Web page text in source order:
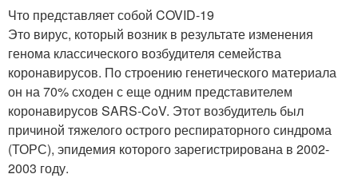
Что представляет собой COVID-19
Это вирус, который возник в результате изменения
генома классического возбудителя семейства
коронавирусов. По строению генетического материала
он на 70% сходен с еще одним представителем
коронавирусов SARS-CoV. Этот возбудитель был
причиной тяжелого острого респираторного синдрома
(ТОРС), эпидемия которого зарегистрирована в 2002-
2003 году.